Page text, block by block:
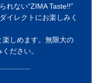
れない“ZIMA Taste!!”
イレクトにお楽しみく
しめます。無限大の
ださい。